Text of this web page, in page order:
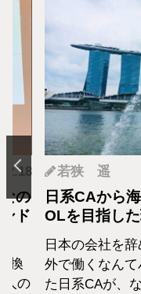
の
ド
換
人の
若狭 遥
日系CAから
OLを目指し
日本の会社を
外で働くなん
た日系CAが、